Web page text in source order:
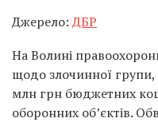
Джерело:ДБР
На Волині
щодо злочинної
млн грн бюджетних
оборонних об’єктів.